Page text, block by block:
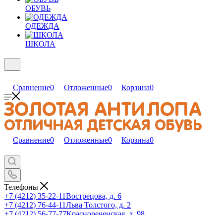
ОБУВЬ
ОДЕЖДА
ШКОЛА
Сравнение0 Отложенные0 Корзина0
Сравнение0 Отложенные0 Корзина0
Телефоны
+7 (4212) 35-22-11Вострецова, д. 6
+7 (4212) 76-44-11Льва Толстого, д. 2